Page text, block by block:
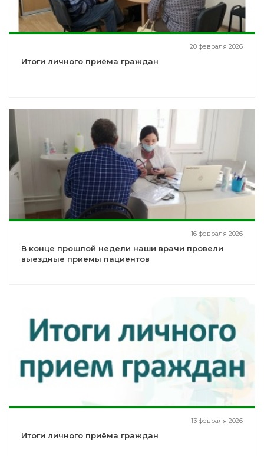
20 февраля 2026
Итоги личного приёма граждан
16 февраля 2026
В конце прошлой недели наши врачи провели
выездные приемы пациентов
13 февраля 2026
Итоги личного приёма граждан